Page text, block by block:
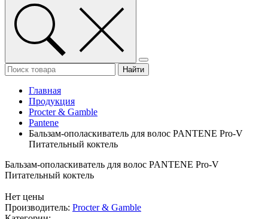
Главная
Продукция
Procter & Gamble
Pantene
Бальзам-ополаскиватель для волос PANTENE Pro-V
Питательный коктель
Бальзам-ополаскиватель для волос PANTENE Pro-V
Питательный коктель
Нет цены
Производитель: Procter & Gamble